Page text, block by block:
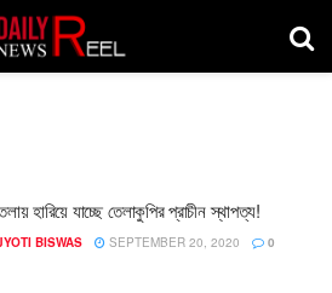
হারিয়ে যাচ্ছে তেলাকুপির প্রাচীন স্থাপত্য!
BISWAS SEPTEMBER 20, 2020 0